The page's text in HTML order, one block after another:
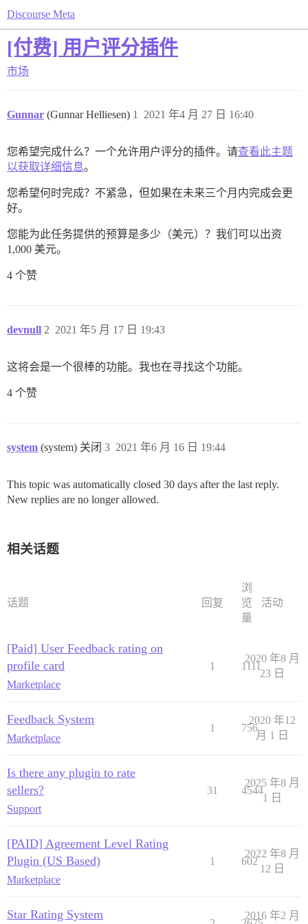
Discourse Meta
[付费] 用户评分插件
市场
Gunnar (Gunnar Helliesen) 2021 年4 月 27 日 16:40
1
您希望完成什么？一个允许用户评分的插件。请查看此主题
以获取详细信息。
您希望何时完成？不紧急，但如果在未来三个月内完成会更
好。
您能为此任务提供的预算是多少（美元）？我们可以出资
1,000 美元。
4 个赞
devnull 2021 年5 月 17 日 19:43
2
这将会是一个很棒的功能。我也在寻找这个功能。
4 个赞
system (system) 关闭 2021 年6 月 16 日 19:44
3
This topic was automatically closed 30 days after the last reply.
New replies are no longer allowed.
相关话题
话题 回复
浏
览
量
活动
[Paid] User Feedback rating on
profile card
Marketplace
1 1111
2020 年8 月
23 日
Feedback System
Marketplace
1 756
2020 年12
月 1 日
Is there any plugin to rate
sellers?
Support
31 4544
2025 年8 月
1 日
[PAID] Agreement Level Rating
Plugin (US Based)
Marketplace
1 602
2022 年8 月
12 日
Star Rating System 2016 年2 月